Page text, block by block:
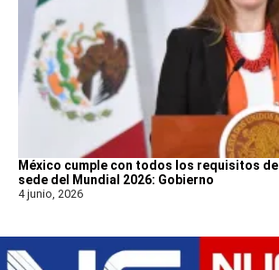
México cumple con todos los requisitos de
sede del Mundial 2026: Gobierno
4 junio, 2026